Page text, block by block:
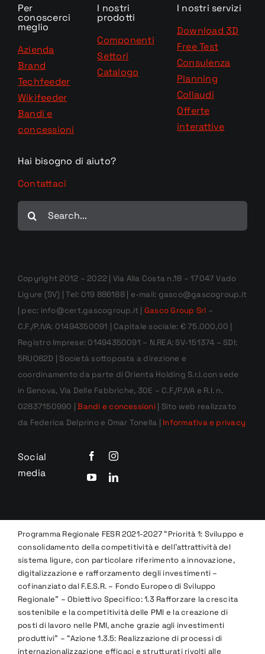
Per
conoscerci
meglio
Azienda
Brand
Techfeeder
Wikifeeder
Bandi e
concessioni
I nostri
prodotti
Componenti
Settori
Catalogo
I nostri servizi
Download 3D
Free Test
Consulenza
Planning
Collaudi
Offerte
interattive
Hai bisogno di aiuto?
Contattaci
per:
Copyright 2012 – 2022 | Via Alla Costa n.18 – 17047 Vado
Ligure (SV) | Tel: 019 886188 | e-mail: gasco@gascogroup.it
| pec: info@cert.gascogroup.it |
Gasco Group Srl –
C.F./P.IVA: 01494350091 | Capitale sociale: € 75.000,00 |
Registro Imprese: 01494350091 – N.REA: SV-151374 – SDI:
5RUO82D | Società sottoposta a direzione e
coordinamento da parte di Orienta Holding S.r.l.con sede
in Genova, Via Delle Fabbriche, 30E – C.F./P.IVA e R.I. n.
02837150990 |Bandi e concessioni| Sito web realizzato
da Federica Delprino e Omar Tonella | Informativa e privacy
Social
media
Programma Regionale FESR 2021-2027 “Priorità 1: Sviluppo e
consolidamento della competitività e dell’attrattività del
sistema ligure, con particolare riferimento a innovazione,
digitalizzazione e rafforzamento degli investimenti –
cofinanziato dal F.E.S.R. – Fondo Europeo di Sviluppo
Regionale” – Obiettivo Specifico: 1.3 Rafforzare la crescita
sostenibile e la competitività delle PMI e la creazione di
posti di lavoro nelle PMI, anche grazie agli investimenti
produttivi” – “Azione 1.3.5: Realizzazione di processi di
internazionalizzazione efficaci e strutturati rivolti alle